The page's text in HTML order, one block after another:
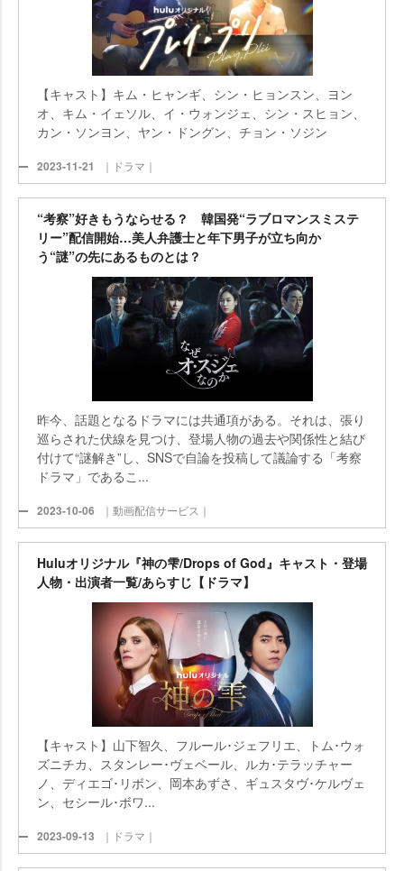
【キャスト】キム・ヒャンギ、シン・ヒョンスン、ヨン
オ、キム・イェソル、イ・ウォンジェ、シン・スヒョン、
カン・ソンヨン、ヤン・ドングン、チョン・ソジン
2023-11-21 ｜ドラマ｜
“考察”好きもうならせる？ 韓国発“ラブロマンスミステ
リー”配信開始…美人弁護士と年下男子が立ち向か
う“謎”の先にあるものとは？
昨今、話題となるドラマには共通項がある。それは、張り
巡らされた伏線を見つけ、登場人物の過去や関係性と結び
付けて“謎解き”し、SNSで自論を投稿して議論する「考察
ドラマ」であるこ...
2023-10-06 ｜動画配信サービス｜
Huluオリジナル『神の雫/Drops of God』キャスト・登場
人物・出演者一覧/あらすじ【ドラマ】
【キャスト】山下智久、フルール･ジェフリエ、トム･ウォ
ズニチカ、スタンレー･ヴェベール、ルカ･テラッチャー
ノ、ディエゴ･リボン、岡本あずさ、ギュスタヴ･ケルヴェ
ン、セシール･ボワ...
2023-09-13 ｜ドラマ｜